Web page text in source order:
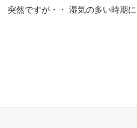
突然ですが・・ 湿気の多い時期